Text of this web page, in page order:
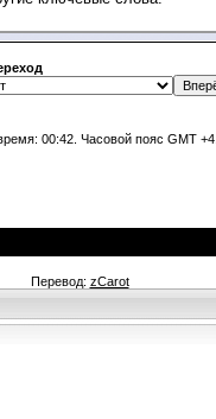
00:42 . Часовой пояс GMT +4.
Перевод: zCarot